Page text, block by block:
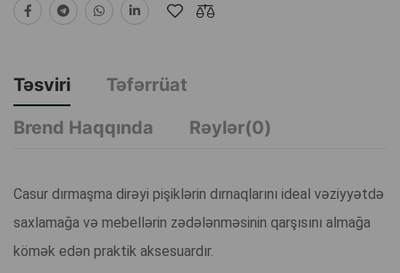
Təsviri
Təfərrüat
Brend Haqqında
Rəylər(0)
Casur dırmaşma dirəyi pişiklərin dırnaqlarını ideal vəziyyətdə
saxlamağa və mebellərin zədələnməsinin qarşısını almağa
kömək edən praktik aksesuardır.